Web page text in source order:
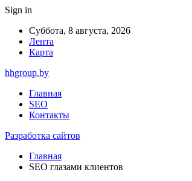
Sign in
Суббота, 8 августа, 2026
Лента
Карта
hhgroup.by
Главная
SEO
Контакты
Разработка сайтов
Главная
SEO глазами клиентов